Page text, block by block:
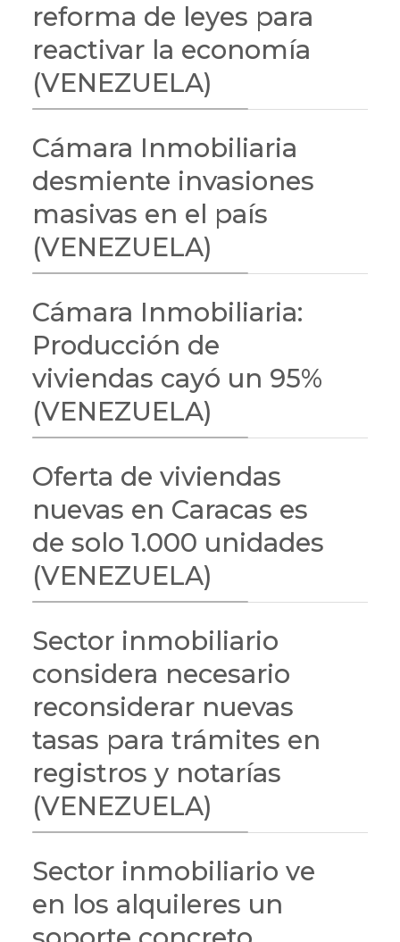
reforma de leyes para
reactivar la economía
(VENEZUELA)
Cámara Inmobiliaria
desmiente invasiones
masivas en el país
(VENEZUELA)
Cámara Inmobiliaria:
Producción de
viviendas cayó un 95%
(VENEZUELA)
Oferta de viviendas
nuevas en Caracas es
de solo 1.000 unidades
(VENEZUELA)
Sector inmobiliario
considera necesario
reconsiderar nuevas
tasas para trámites en
registros y notarías
(VENEZUELA)
Sector inmobiliario ve
en los alquileres un